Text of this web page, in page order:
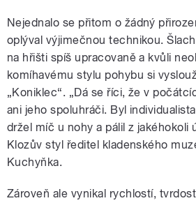
Nejednalo se přitom o žádný
oplýval výjimečnou technikou.
na hřišti spíš upracovaně a kvůli
komíhavému stylu pohybu si
„Koniklec“. „Dá se říci, že v
ani jeho spoluhráči. Byl
držel míč u nohy a pálil z jakéhokoli
Klozův styl ředitel kladenského
Kuchyňka.
Zároveň ale vynikal rychlostí,